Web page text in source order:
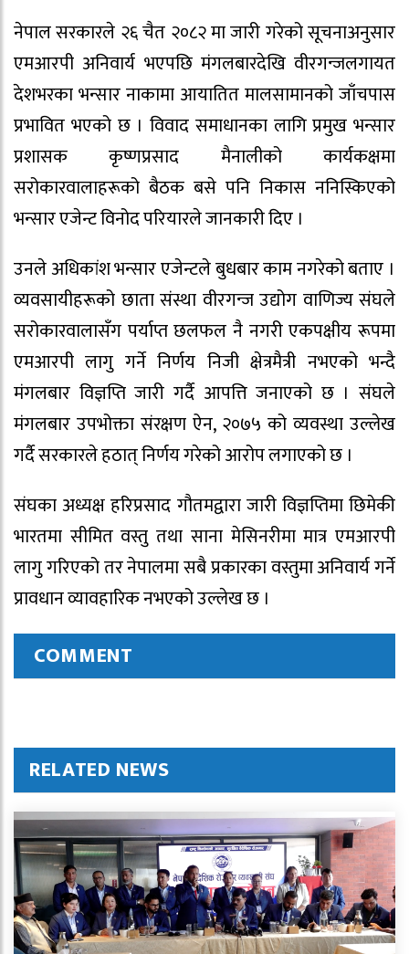
नेपाल सरकारले २६ चैत २०८२ मा जारी गरेको सूचनाअनुसार
एमआरपी अनिवार्य भएपछि मंगलबारदेखि वीरगन्जलगायत
देशभरका भन्सार नाकामा आयातित मालसामानको जाँचपास
प्रभावित भएको छ । विवाद समाधानका लागि प्रमुख भन्सार
प्रशासक कृष्णप्रसाद मैनालीको कार्यकक्षमा
सरोकारवालाहरूको बैठक बसे पनि निकास ननिस्किएको
भन्सार एजेन्ट विनोद परियारले जानकारी दिए ।
उनले अधिकांश भन्सार एजेन्टले बुधबार काम नगरेको बताए ।
व्यवसायीहरूको छाता संस्था वीरगन्ज उद्योग वाणिज्य संघले
सरोकारवालासँग पर्याप्त छलफल नै नगरी एकपक्षीय रूपमा
एमआरपी लागु गर्ने निर्णय निजी क्षेत्रमैत्री नभएको भन्दै
मंगलबार विज्ञप्ति जारी गर्दै आपत्ति जनाएको छ । संघले
मंगलबार उपभोक्ता संरक्षण ऐन, २०७५ को व्यवस्था उल्लेख
गर्दै सरकारले हठात् निर्णय गरेको आरोप लगाएको छ ।
संघका अध्यक्ष हरिप्रसाद गौतमद्वारा जारी विज्ञप्तिमा छिमेकी
भारतमा सीमित वस्तु तथा साना मेसिनरीमा मात्र एमआरपी
लागु गरिएको तर नेपालमा सबै प्रकारका वस्तुमा अनिवार्य गर्ने
प्रावधान व्यावहारिक नभएको उल्लेख छ ।
COMMENT
RELATED NEWS